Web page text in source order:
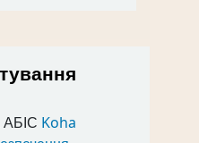
АБІС Koha